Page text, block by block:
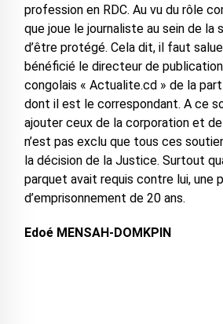
profession en RDC. Au vu du rôle
que joue le journaliste au sein de la
d’être protégé. Cela dit, il faut
bénéficié le directeur de
congolais « Actualite.cd » de la
dont il est le correspondant. A ce
ajouter ceux de la corporation et de
n’est pas exclu que tous ces
la décision de la Justice. Surtout
parquet avait requis contre lui, une
d’emprisonnement de 20 ans.
Edoé MENSAH-DOMKPIN